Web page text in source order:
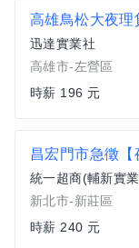
高雄鳥松大夜理
迅達實業社
高雄市-左營區
時薪 196 元
昌宏門市急徵【
統一超商(輔新實
新北市-新莊區
時薪 240 元